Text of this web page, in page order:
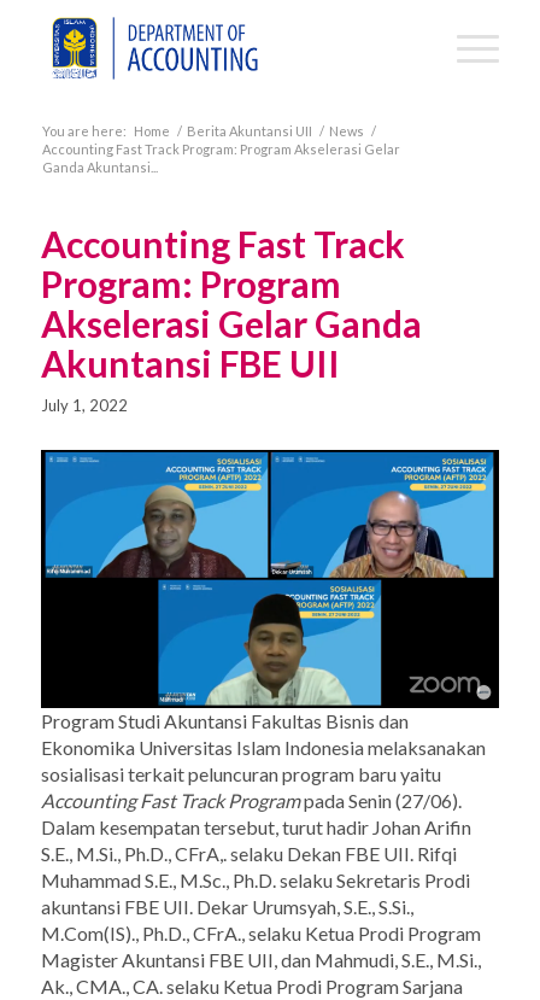
You are here: Home / Berita Akuntansi UII / News /
Accounting Fast Track Program: Program Akselerasi Gelar
Ganda Akuntansi...
Accounting Fast Track
Program: Program
Akselerasi Gelar Ganda
Akuntansi FBE UII
July 1, 2022
Program Studi Akuntansi Fakultas Bisnis dan
Ekonomika Universitas Islam Indonesia melaksanakan
sosialisasi terkait peluncuran program baru yaitu
Accounting Fast Track Programpada Senin (27/06).
Dalam kesempatan tersebut, turut hadir Johan Arifin
S.E., M.Si., Ph.D., CFrA,. selaku Dekan FBE UII. Rifqi
MuhammadS.E., M.Sc., Ph.D. selaku Sekretaris Prodi
akuntansi FBE UII. Dekar Urumsyah, S.E., S.Si.,
M.Com(IS)., Ph.D., CFrA., selaku Ketua Prodi Program
Magister Akuntansi FBE UII, dan Mahmudi,S.E., M.Si.,
Ak., CMA., CA. selaku Ketua Prodi Program Sarjana